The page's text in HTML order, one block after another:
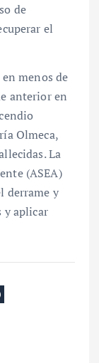
de
el
menos de
anterior en
Olmeca,
La
(ASEA)
derrame y
y aplicar